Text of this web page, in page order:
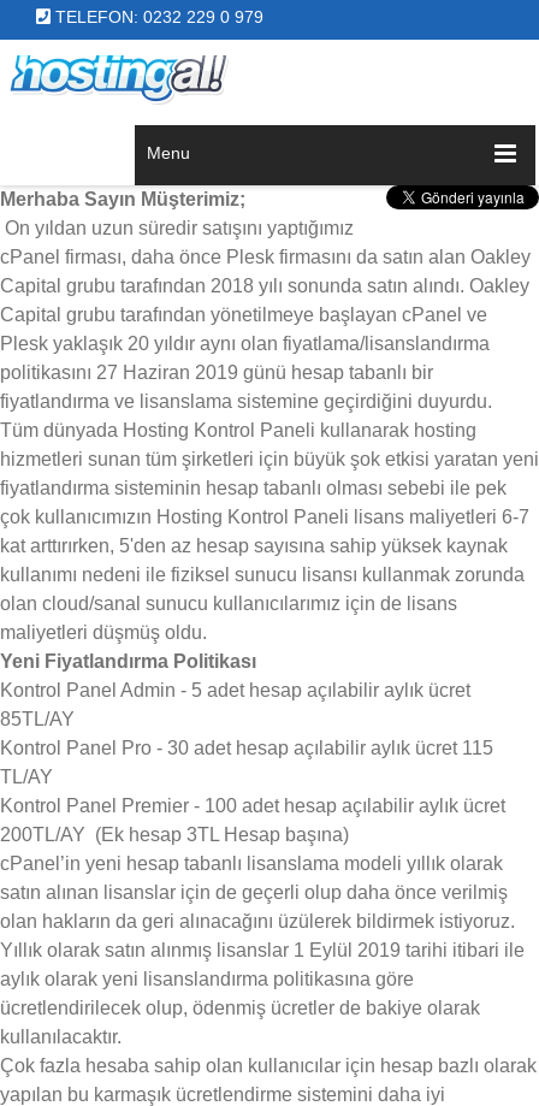
TELEFON: 0232 229 0 979
Menu
Merhaba Sayın Müşterimiz;
On yıldan uzun süredir satışını yaptığımız
cPanel firması, daha önce Plesk firmasını da satın alan Oakley
Capital grubu tarafından 2018 yılı sonunda satın alındı. Oakley
Capital grubu tarafından yönetilmeye başlayan cPanel ve
Plesk yaklaşık 20 yıldır aynı olan fiyatlama/lisanslandırma
politikasını 27 Haziran 2019 günü hesap tabanlı bir
fiyatlandırma ve lisanslama sistemine geçirdiğini duyurdu.
Tüm dünyada Hosting Kontrol Paneli kullanarak hosting
hizmetleri sunan tüm şirketleri için büyük şok etkisi yaratan yeni
fiyatlandırma sisteminin hesap tabanlı olması sebebi ile pek
çok kullanıcımızın Hosting Kontrol Paneli lisans maliyetleri 6-7
kat arttırırken, 5'den az hesap sayısına sahip yüksek kaynak
kullanımı nedeni ile fiziksel sunucu lisansı kullanmak zorunda
olan cloud/sanal sunucu kullanıcılarımız için de lisans
maliyetleri düşmüş oldu.
Yeni Fiyatlandırma Politikası
Kontrol Panel Admin - 5 adet hesap açılabilir aylık ücret
85TL/AY
Kontrol Panel Pro - 30 adet hesap açılabilir aylık ücret 115
TL/AY
Kontrol Panel Premier - 100 adet hesap açılabilir aylık ücret
200TL/AY (Ek hesap 3TL Hesap başına)
cPanel’in yeni hesap tabanlı lisanslama modeli yıllık olarak
satın alınan lisanslar için de geçerli olup daha önce verilmiş
olan hakların da geri alınacağını üzülerek bildirmek istiyoruz.
Yıllık olarak satın alınmış lisanslar 1 Eylül 2019 tarihi itibari ile
aylık olarak yeni lisanslandırma politikasına göre
ücretlendirilecek olup, ödenmiş ücretler de bakiye olarak
kullanılacaktır.
Çok fazla hesaba sahip olan kullanıcılar için hesap bazlı olarak
yapılan bu karmaşık ücretlendirme sistemini daha iyi